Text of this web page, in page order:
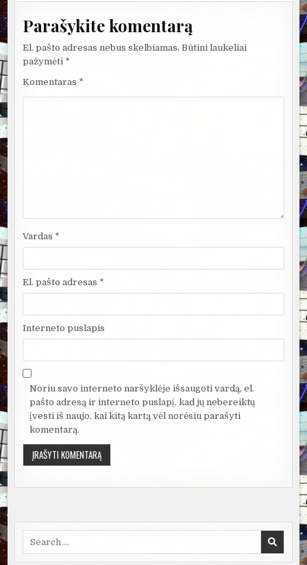
Parašykite komentarą
El. pašto adresas nebus skelbiamas. Būtini laukeliai
pažymėti *
Komentaras *
Vardas *
El. pašto adresas *
Interneto puslapis
Noriu savo interneto naršyklėje išsaugoti vardą, el.
pašto adresą ir interneto puslapį, kad jų nebereiktų
įvesti iš naujo, kai kitą kartą vėl norėsiu parašyti
komentarą.